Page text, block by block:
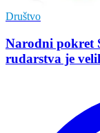
Društvo
Narodni pokret
rudarstva je